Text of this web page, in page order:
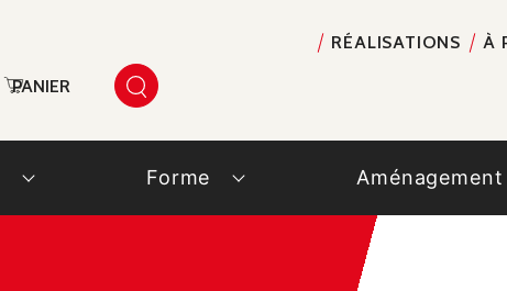
RÉALISATIONS À
PANIER
Forme